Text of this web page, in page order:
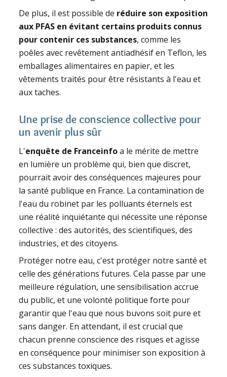
De plus, il est possible de réduire son exposition
aux PFAS en évitant certains produits connus
pour contenir ces substances, comme les
poêles avec revêtement antiadhésif en Teflon, les
emballages alimentaires en papier, et les
vêtements traités pour être résistants à l'eau et
aux taches.
Une prise de conscience collective pour
un avenir plus sûr
L'enquête de Franceinfoa le mérite de mettre
en lumière un problème qui, bien que discret,
pourrait avoir des conséquences majeures pour
la santé publique en France. La contamination de
l'eau du robinet par les polluants éternels est
une réalité inquiétante qui nécessite une réponse
collective : des autorités, des scientifiques, des
industries, et des citoyens.
Protéger notre eau, c'est protéger notre santé et
celle des générations futures. Cela passe par une
meilleure régulation, une sensibilisation accrue
du public, et une volonté politique forte pour
garantir que l'eau que nous buvons soit pure et
sans danger. En attendant, il est crucial que
chacun prenne conscience des risques et agisse
en conséquence pour minimiser son exposition à
ces substances toxiques.